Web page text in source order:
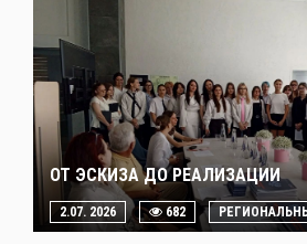
ОТ ЭСКИЗА ДО РЕАЛИЗАЦИИ
2.07. 2026 682